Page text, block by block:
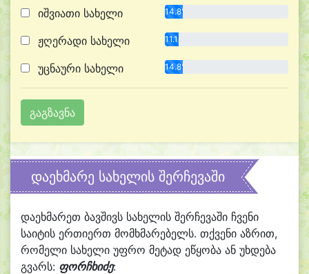
იშვიათი სახელი 14.8%
ჟღერადი სახელი 11.1%
უცნაური სახელი 14.8%
დაეხმარე სახელის შერჩევაში
დაეხმარეთ ბავშივს სახელის შერჩევაში ჩვენი
საიტის ერთიერთ მომხმარებელს. თქვენი აზრით,
რომელი სახელი უფრო მეტად ეწყობა ან უხდება
გვარს: ფორჩხიძე: